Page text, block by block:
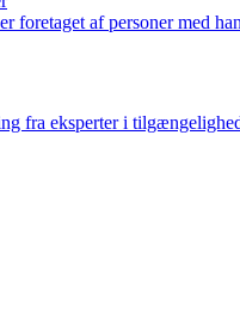
foretaget af personer med
fra eksperter i